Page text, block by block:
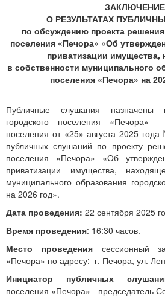
ЗАКЛЮЧЕНИЕ
О РЕЗУЛЬТАТАХ
по обсуждению проекта
поселения «Печора» «Об
приватизации имущества,
в собственности муниципального
поселения «Печора» на
Публичные слушания назначены
городского поселения «Печора»
поселения от «25» августа 2025
публичных слушаний по проекту
поселения «Печора» «Об
приватизации имущества,
муниципального образования
на 2026 год».
Дата проведения: 22 сентября 2025
Время проведения: 16:30 часов.
Место проведениясессионный
«Печора» по адресу: г. Печора, ул.
Инициатор публичных
поселения «Печора» - председатель